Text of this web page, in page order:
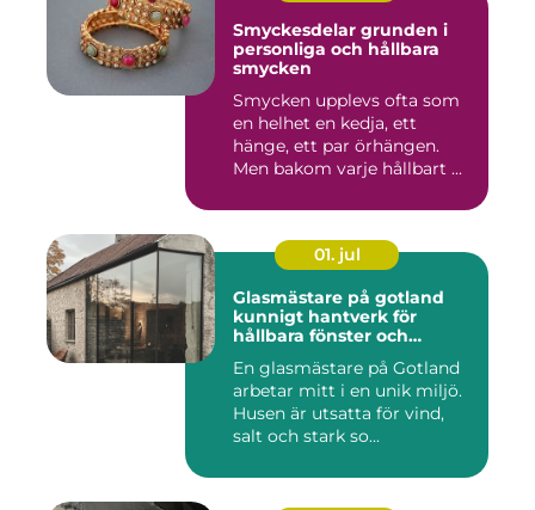
Smyckesdelar grunden i
personliga och hållbara
smycken
Smycken upplevs ofta som
en helhet en kedja, ett
hänge, ett par örhängen.
Men bakom varje hållbart ...
01. jul
Glasmästare på gotland
kunnigt hantverk för
hållbara fönster och
En glasmästare på Gotland
arbetar mitt i en unik miljö.
Husen är utsatta för vind,
salt och stark so...